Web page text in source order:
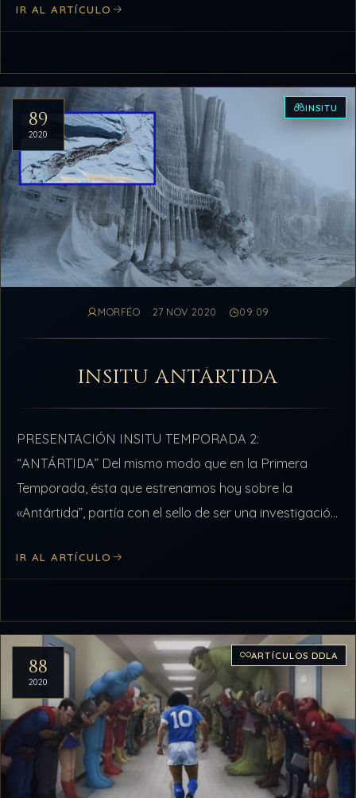
IR AL ARTÍCULO
89
2020
INSITU
MORFÉO 27 NOV 2020 09:09
INSITU ANTÁRTIDA
PRESENTACIÓN INSITU TEMPORADA 2:
“ANTÁRTIDA” Del mismo modo que en la Primera
Temporada, ésta que estrenamos hoy sobre la
«Antártida”, partía con el sello de ser una investigación
IR AL ARTÍCULO
88
2020
ARTÍCULOS DDLA